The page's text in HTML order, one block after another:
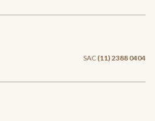
SAC (11) 2388 0404